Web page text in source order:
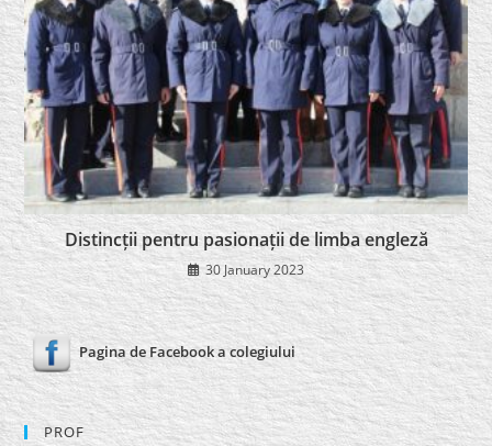
Distincții pentru pasionații de limba engleză
30 January 2023
Pagina de Facebook a colegiului
PROF